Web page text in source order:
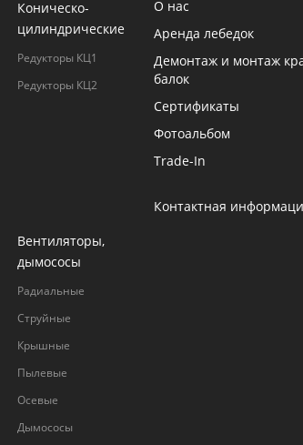
Коническо-
цилиндрические
Редукторы КЦ1
Редукторы КЦ2
Вентиляторы,
дымососы
Радиальные
Струйные
Крышные
Пылевые
Осевые
Дымососы
О нас
Аренда лебедок
Демонтаж и монтаж
балок
Сертификаты
Фотоальбом
Trade-In
Контактная